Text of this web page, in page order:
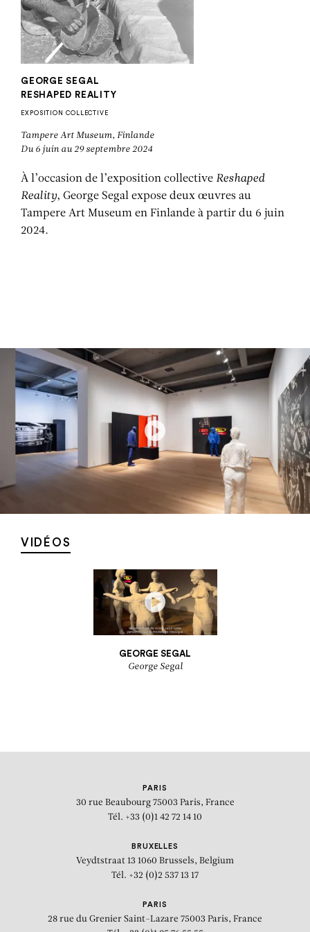
GEORGE SEGAL
RESHAPED REALITY
EXPOSITION COLLECTIVE
Tampere Art Museum, Finlande
Du 6 juin au 29 septembre 2024
À l’occasion de l’exposition collective Reshaped
Reality, George Segal expose deux œuvres au
Tampere Art Museum en Finlande à partir du 6 juin
2024.
VIDÉOS
GEORGE SEGAL
George Segal
PARIS
30 rue Beaubourg 75003 Paris, France
Tél. +33 (0)1 42 72 14 10
BRUXELLES
Veydtstraat 13 1060 Brussels, Belgium
Tél. +32 (0)2 537 13 17
PARIS
28 rue du Grenier Saint-Lazare 75003 Paris, France